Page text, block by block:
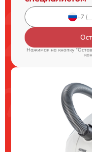
Нажимая на кнопку